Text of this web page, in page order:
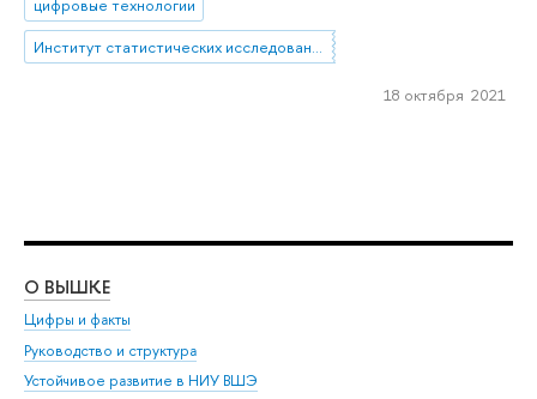
цифровые технологии
Институт статистических исследований и экономики знаний
18 октября 2021
О ВЫШКЕ
Цифры и факты
Руководство и структура
Устойчивое развитие в НИУ ВШЭ